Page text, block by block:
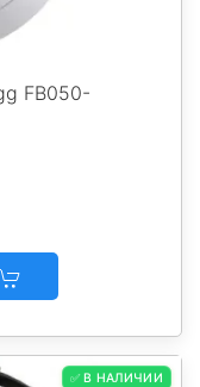
FB050-
✅ В НАЛИЧИИ